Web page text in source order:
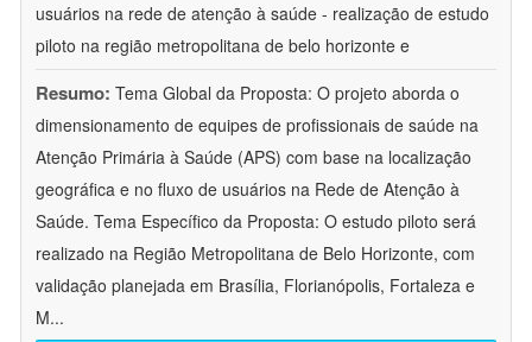
usuários na rede de atenção à saúde - realização de estudo
piloto na região metropolitana de belo horizonte e
Resumo: Tema Global da Proposta: O projeto aborda o
dimensionamento de equipes de profissionais de saúde na
Atenção Primária à Saúde (APS) com base na localização
geográfica e no fluxo de usuários na Rede de Atenção à
Saúde. Tema Específico da Proposta: O estudo piloto será
realizado na Região Metropolitana de Belo Horizonte, com
validação planejada em Brasília, Florianópolis, Fortaleza e
M...